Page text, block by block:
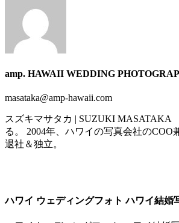
amp. HAWAII WEDDING
masataka@amp-hawaii.com
スズキマサタカ | SUZUKI
る。 2004年、ハワイの写真会社の
退社＆独立。
ハワイ ウェディングフォト ハワイ結婚